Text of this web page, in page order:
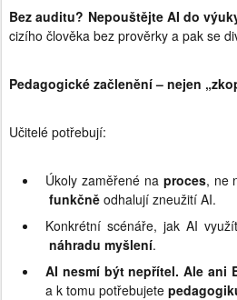
Bez auditu? Nepouštějte AI do
cizího člověka bez prověrky a pak se
Pedagogické začlenění – nejen
Učitelé potřebují:
Úkoly zaměřené na proces, ne
funkčně odhalují zneužití AI.
Konkrétní scénáře, jak AI
náhradu myšlení.
AI nesmí být nepřítel. Ale ani
a k tomu potřebujete